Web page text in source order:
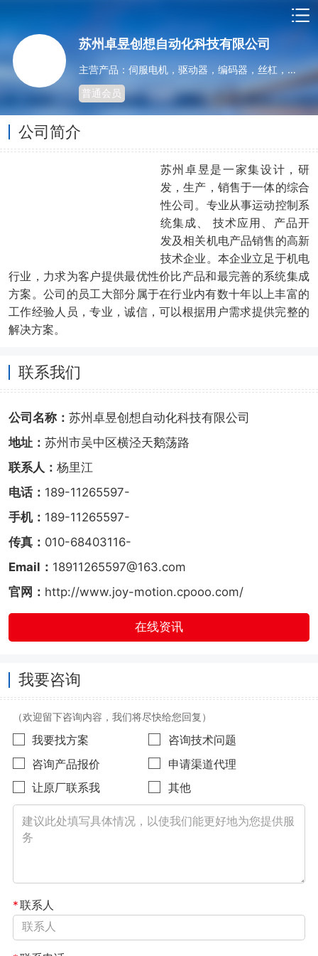
苏州卓昱创想自动化科技有限公司
主营产品：伺服电机，驱动器，编码器，丝杠，导轨
普通会员
公司简介
苏州卓昱是一家集设计，研
发，生产，销售于一体的综合
性公司。专业从事运动控制系
统集成、 技术应用、产品开
发及相关机电产品销售的高新
技术企业。本企业立足于机电
行业，力求为客户提供最优性价比产品和最完善的系统集成
方案。公司的员工大部分属于在行业内有数十年以上丰富的
工作经验人员，专业，诚信，可以根据用户需求提供完整的
解决方案。
联系我们
公司名称： 苏州卓昱创想自动化科技有限公司
地址： 苏州市吴中区横泾天鹅荡路
联系人： 杨里江
电话： 189-11265597-
手机： 189-11265597-
传真： 010-68403116-
Email： 18911265597@163.com
官网： http://www.joy-motion.cpooo.com/
在线资讯
我要咨询
（欢迎留下咨询内容，我们将尽快给您回复）
我要找方案
咨询技术问题
咨询产品报价
申请渠道代理
让原厂联系我
其他
*联系人